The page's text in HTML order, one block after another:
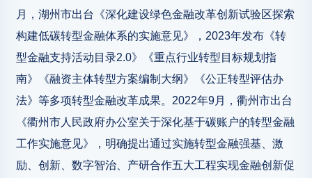
月，湖州市出台《深化建设绿色金融改革创新试验区探索
构建低碳转型金融体系的实施意见》，2023年发布《转
型金融支持活动目录2.0》《重点行业转型目标规划指
南》《融资主体转型方案编制大纲》《公正转型评估办
法》等多项转型金融改革成果。2022年9月，衢州市出台
《衢州市人民政府办公室关于深化基于碳账户的转型金融
工作实施意见》，明确提出通过实施转型金融强基、激
励、创新、数字智治、产研合作五大工程实现金融创新促